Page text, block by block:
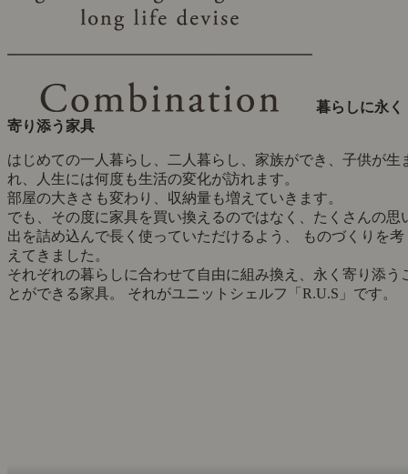
暮らしに永く
寄り添う家具
はじめての一人暮らし、二人暮らし、家族ができ、子供が生
れ、人生には何度も生活の変化が訪れます。
部屋の大きさも変わり、収納量も増えていきます。
でも、その度に家具を買い換えるのではなく、たくさんの思
出を詰め込んで長く使っていただけるよう、 ものづくりを考
えてきました。
それぞれの暮らしに合わせて自由に組み換え、永く寄り添う
とができる家具。 それがユニットシェルフ「R.U.S」です。